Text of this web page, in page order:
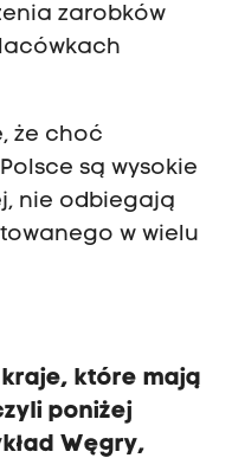
zarobków
że choć
są wysokie
nie odbiegają
w wielu
które mają
poniżej
Węgry,